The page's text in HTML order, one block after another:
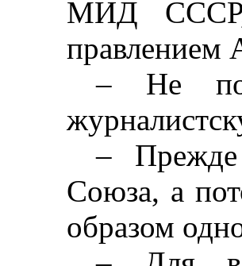
МИД СССР,
правлением
– Не
–
Союза, а
образом